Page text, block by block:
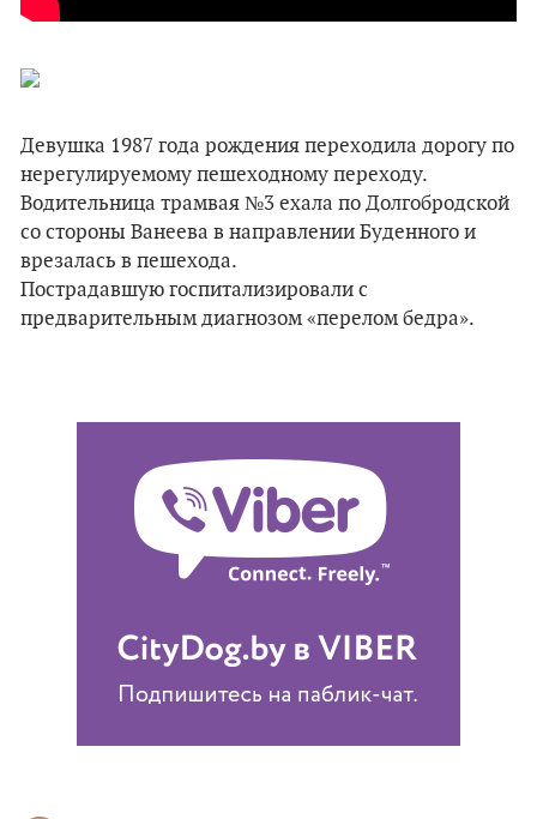
Девушка 1987 года рождения переходила дорогу по
нерегулируемому пешеходному переходу.
Водительница трамвая №3 ехала по Долгобродской
со стороны Ванеева в направлении Буденного и
врезалась в пешехода.
Пострадавшую госпитализировали с
предварительным диагнозом «перелом бедра».